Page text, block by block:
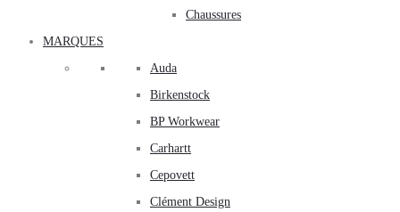
Chaussures
MARQUES
Auda
Birkenstock
BP Workwear
Carhartt
Cepovett
Clément Design